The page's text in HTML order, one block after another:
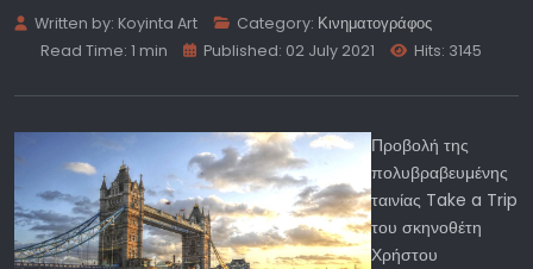
Written by: Koyinta Art Category: Κινηματογράφος
Read Time: 1 min
Published: 02 July 2021 Hits: 3145
Προβολή της
πολυβραβευμένης
ταινίας Take a Trip
του σκηνοθέτη
Χρήστου